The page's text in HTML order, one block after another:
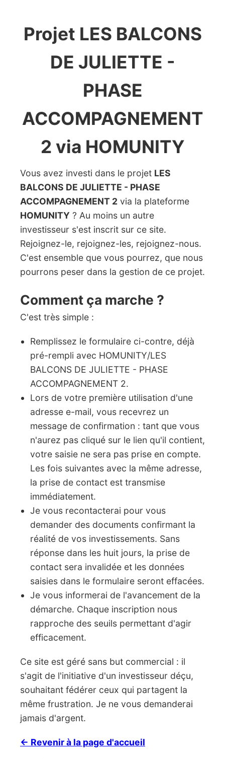
Projet LES BALCONS
DE JULIETTE -
PHASE
ACCOMPAGNEMENT
2 via HOMUNITY
Vous avez investi dans le projet LES
BALCONS DE JULIETTE - PHASE
ACCOMPAGNEMENT 2 via la plateforme
HOMUNITY ? Au moins un autre
investisseur s'est inscrit sur ce site.
Rejoignez-le, rejoignez-les, rejoignez-nous.
C'est ensemble que vous pourrez, que nous
pourrons peser dans la gestion de ce projet.
Comment ça marche ?
C'est très simple :
Remplissez le formulaire ci-contre, déjà
pré-rempli avec HOMUNITY/LES
BALCONS DE JULIETTE - PHASE
ACCOMPAGNEMENT 2.
Lors de votre première utilisation d'une
adresse e-mail, vous recevrez un
message de confirmation : tant que vous
n'aurez pas cliqué sur le lien qu'il contient,
votre saisie ne sera pas prise en compte.
Les fois suivantes avec la même adresse,
la prise de contact est transmise
immédiatement.
Je vous recontacterai pour vous
demander des documents confirmant la
réalité de vos investissements. Sans
réponse dans les huit jours, la prise de
contact sera invalidée et les données
saisies dans le formulaire seront effacées.
Je vous informerai de l'avancement de la
démarche. Chaque inscription nous
rapproche des seuils permettant d'agir
efficacement.
Ce site est géré sans but commercial : il
s'agit de l'initiative d'un investisseur déçu,
souhaitant fédérer ceux qui partagent la
même frustration. Je ne vous demanderai
jamais d'argent.
← Revenir à la page d'accueil